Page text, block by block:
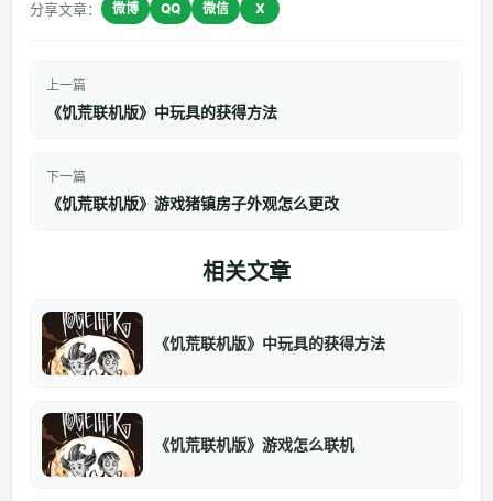
分享文章： 微博 QQ 微信 X
上一篇
《饥荒联机版》中玩具的获得方法
下一篇
《饥荒联机版》游戏猪镇房子外观怎么更改
相关文章
《饥荒联机版》中玩具的获得方法
《饥荒联机版》游戏怎么联机